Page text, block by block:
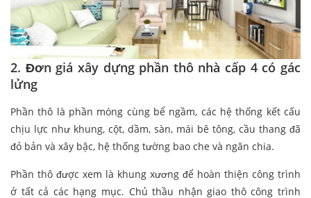
2. Đơn giá xây dựng phần thô nhà cấp 4 có gác
lửng
Phần thô là phần móng cùng bể ngầm, các hệ thống kết cấu
chịu lực như khung, cột, dầm, sàn, mái bê tông, cầu thang đã
đỏ bản và xây bậc, hệ thống tường bao che và ngăn chia.
Phần thô được xem là khung xương để hoàn thiện công trình
ở tất cả các hạng mục. Chủ thầu nhận giao thô công trình